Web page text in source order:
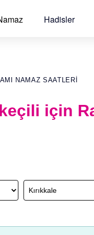
Hadisler
NAMAZ SAATLERI
için